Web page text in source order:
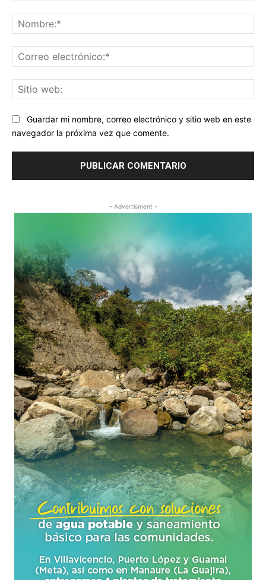
Guardar mi nombre, correo electrónico y sitio web en este
navegador la próxima vez que comente.
- Advertisment -